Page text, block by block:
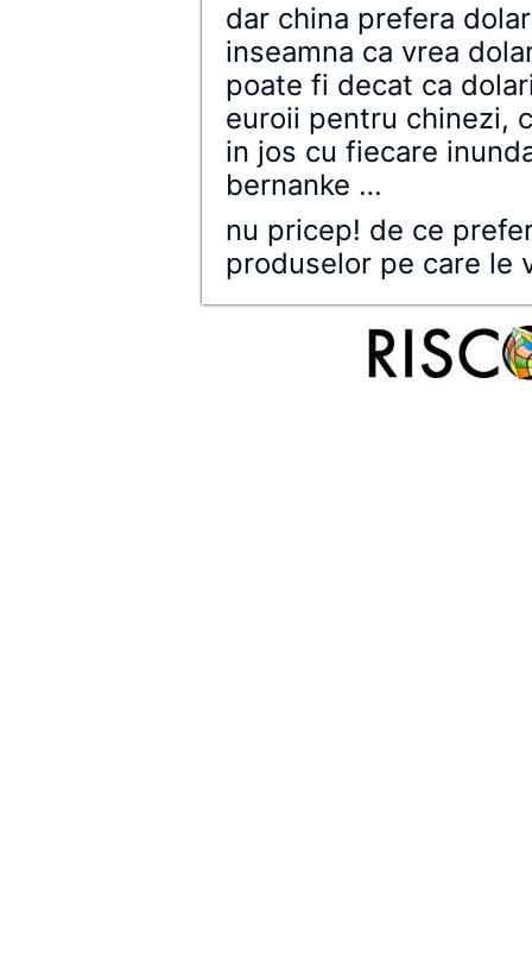
dar china prefera
inseamna ca vrea
poate fi decat ca
euroii pentru chinezi,
in jos cu fiecare
bernanke …
nu pricep! de ce
produselor pe care le